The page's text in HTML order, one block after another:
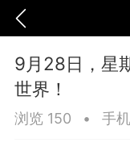
9月28日，星
世界！
浏览 150 • 手